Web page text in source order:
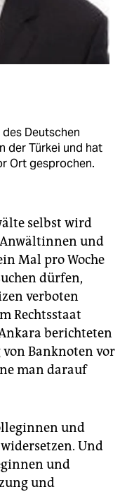
Deutschen
der Türkei und hat
Ort ­gesprochen.
selbst wird
und
Mal pro Woche
dürfen,
verboten
Rechtsstaat
berichteten
von Banknoten vor
man darauf
und
Und
und
und